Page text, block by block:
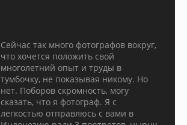
Сейчас так много фотографов вокруг,
что хочется положить свой
многолетний опыт и труды в
тумбочку, не показывая никому. Но
нет. Поборов скромность, могу
сказать, что я фотограф. Я с
легкостью отправлюсь с вами в